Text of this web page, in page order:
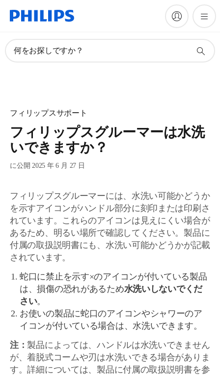
何をお探しですか？
フィリップスサポート
フィリップスグルーマーは水洗
いできますか？
に公開 2025 年 6 月 27 日
フィリップスグルーマーには、水洗い可能かどうか
を示すアイコンがハンドル部分に刻印または印刷さ
れています。これらのアイコンは見えにくい場合が
あるため、明るい場所で確認してください。製品に
付属の取扱説明書にも、水洗い可能かどうかが記載
されています。
蛇口に禁止を示す×のアイコンが付いている製品
は、損傷の恐れがあるため水洗いしないでくだ
さい。
お使いの製品に蛇口のアイコンやシャワーのア
イコンが付いている場合は、水洗いできます。
注： 製品によっては、ハンドルは水洗いできません
が、着脱式コームや刃は水洗いできる場合がありま
す。詳細については、製品に付属の取扱説明書を参